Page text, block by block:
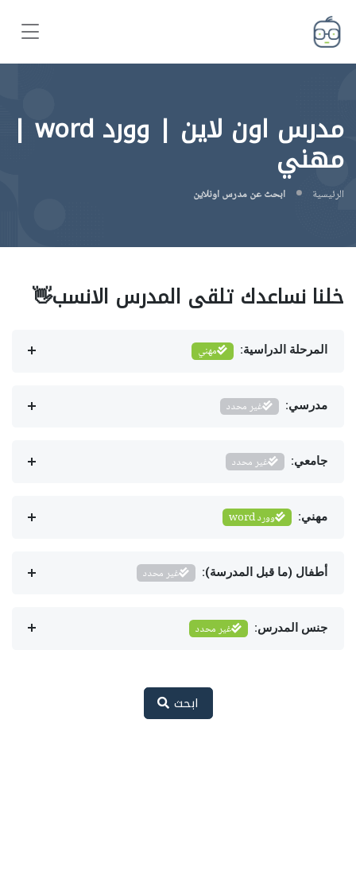
مدرس اون لاين | وورد word |
مهني
الرئيسية ابحث عن مدرس اونلاين
خلنا نساعدك تلقى المدرس الانسب👋
المرحلة الدراسية: مهني
مدرسي: غير محدد
جامعي: غير محدد
مهني: وورد word
أطفال (ما قبل المدرسة): غير محدد
جنس المدرس: غير محدد
ابحث